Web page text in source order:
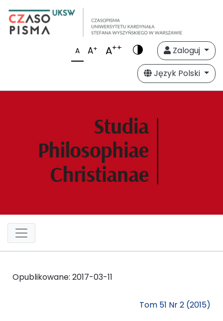
A A+ A++
Zaloguj
Język Polski
Opublikowane: 2017-03-11
Tom 51 Nr 2 (2015)